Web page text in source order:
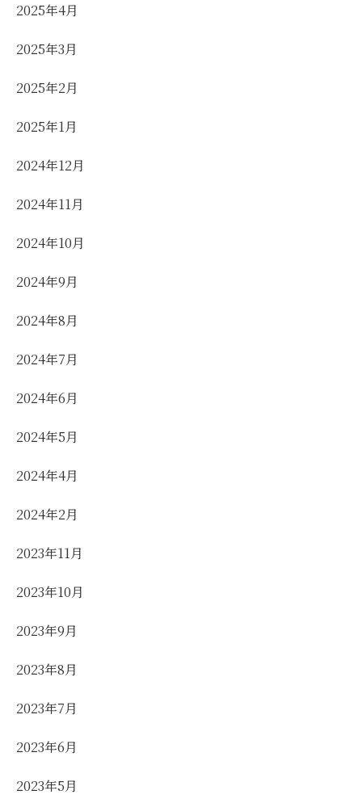
2025年4月
2025年3月
2025年2月
2025年1月
2024年12月
2024年11月
2024年10月
2024年9月
2024年8月
2024年7月
2024年6月
2024年5月
2024年4月
2024年2月
2023年11月
2023年10月
2023年9月
2023年8月
2023年7月
2023年6月
2023年5月